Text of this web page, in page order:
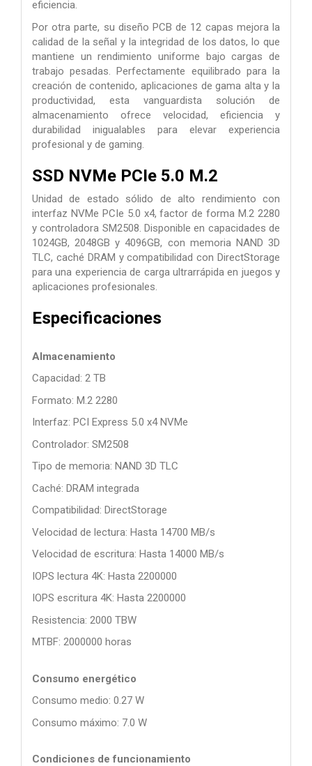
eficiencia.
Por otra parte, su diseño PCB de 12 capas mejora la
calidad de la señal y la integridad de los datos, lo que
mantiene un rendimiento uniforme bajo cargas de
trabajo pesadas. Perfectamente equilibrado para la
creación de contenido, aplicaciones de gama alta y la
productividad, esta vanguardista solución de
almacenamiento ofrece velocidad, eficiencia y
durabilidad inigualables para elevar experiencia
profesional y de gaming.
SSD NVMe PCIe 5.0 M.2
Unidad de estado sólido de alto rendimiento con
interfaz NVMe PCIe 5.0 x4, factor de forma M.2 2280
y controladora SM2508. Disponible en capacidades de
1024GB, 2048GB y 4096GB, con memoria NAND 3D
TLC, caché DRAM y compatibilidad con DirectStorage
para una experiencia de carga ultrarrápida en juegos y
aplicaciones profesionales.
Especificaciones
Almacenamiento
Capacidad: 2 TB
Formato: M.2 2280
Interfaz: PCI Express 5.0 x4 NVMe
Controlador: SM2508
Tipo de memoria: NAND 3D TLC
Caché: DRAM integrada
Compatibilidad: DirectStorage
Velocidad de lectura: Hasta 14700 MB/s
Velocidad de escritura: Hasta 14000 MB/s
IOPS lectura 4K: Hasta 2200000
IOPS escritura 4K: Hasta 2200000
Resistencia: 2000 TBW
MTBF: 2000000 horas
Consumo energético
Consumo medio: 0.27 W
Consumo máximo: 7.0 W
Condiciones de funcionamiento